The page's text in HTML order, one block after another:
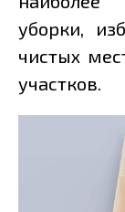
уборки,
чистых
участков.